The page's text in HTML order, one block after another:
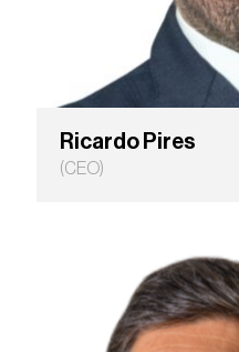
Ricardo Pires
(CEO)